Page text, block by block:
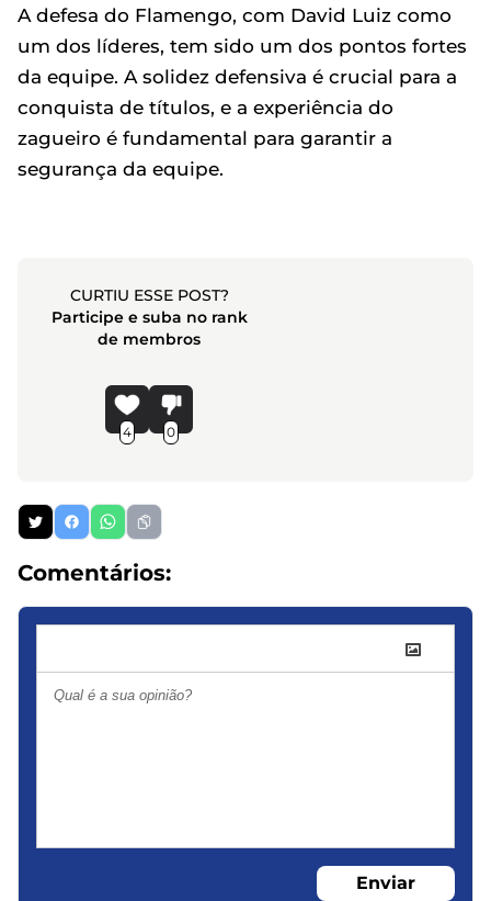
A defesa do Flamengo, com David Luiz como
um dos líderes, tem sido um dos pontos fortes
da equipe. A solidez defensiva é crucial para a
conquista de títulos, e a experiência do
zagueiro é fundamental para garantir a
segurança da equipe.
CURTIU ESSE POST?
Participe e suba no rank
de membros
4 0
Comentários:
Enviar